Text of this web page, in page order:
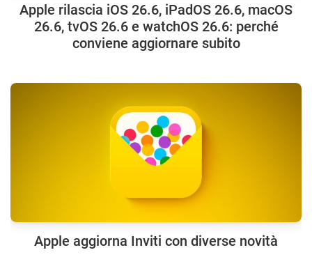
Apple rilascia iOS 26.6, iPadOS 26.6, macOS
26.6, tvOS 26.6 e watchOS 26.6: perché
conviene aggiornare subito
Apple aggiorna Inviti con diverse novità